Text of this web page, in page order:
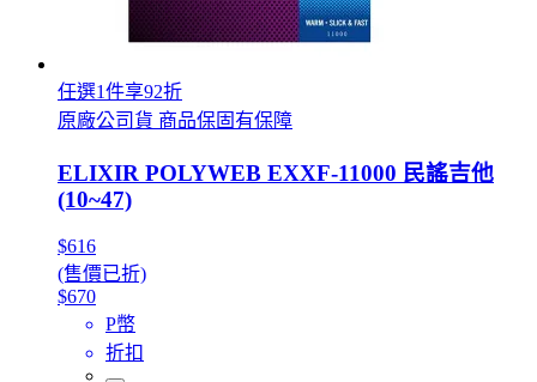
任選1件享92折
原廠公司貨 商品保固有保障
ELIXIR POLYWEB EXXF-11000 民謠吉他
(10~47)
$616
(售價已折)
$670
P幣
折扣